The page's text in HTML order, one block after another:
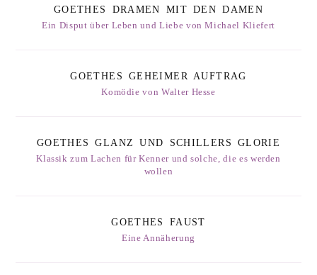
GOETHES DRAMEN MIT DEN DAMEN
Ein Disput über Leben und Liebe von Michael Kliefert
GOETHES GEHEIMER AUFTRAG
Komödie von Walter Hesse
GOETHES GLANZ UND SCHILLERS GLORIE
Klassik zum Lachen für Kenner und solche, die es werden
wollen
GOETHES FAUST
Eine Annäherung